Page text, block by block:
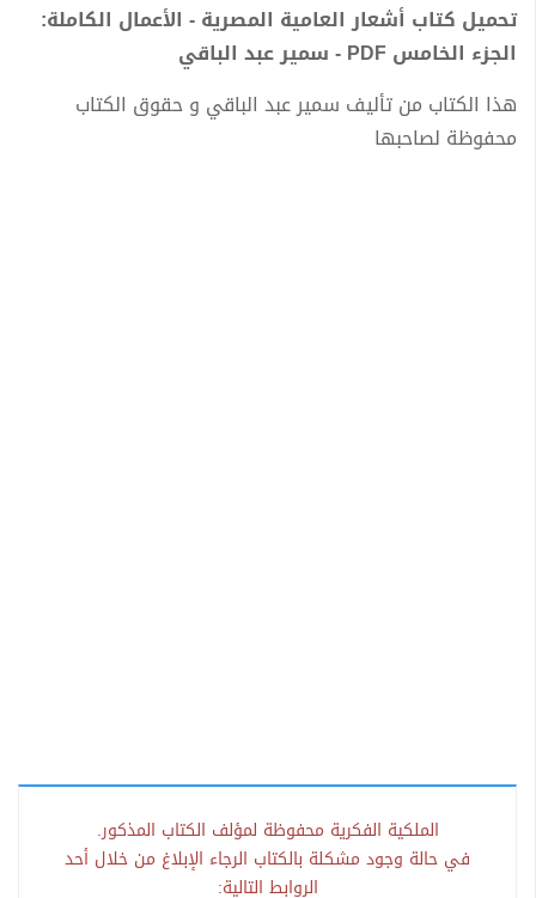
تحميل كتاب أشعار العامية المصرية - الأعمال الكاملة:
الجزء الخامس PDF - سمير عبد الباقي
هذا الكتاب من تأليف سمير عبد الباقي و حقوق الكتاب
محفوظة لصاحبها
الملكية الفكرية محفوظة لمؤلف الكتاب المذكور.
في حالة وجود مشكلة بالكتاب الرجاء الإبلاغ من خلال أحد
الروابط التالية: